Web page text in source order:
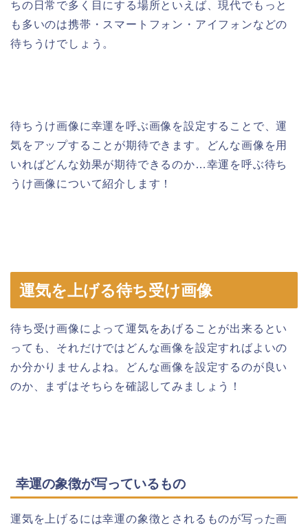
ちの日常で多く目にする場所といえば、現代でもっと
も多いのは携帯・スマートフォン・アイフォンなどの
待ちうけでしょう。
待ちうけ画像に幸運を呼ぶ画像を設定することで、運
気をアップすることが期待できます。どんな画像を用
いればどんな効果が期待できるのか…幸運を呼ぶ待ち
うけ画像について紹介します！
運気を上げる待ち受け画像
待ち受け画像によって運気をあげることが出来るとい
っても、それだけではどんな画像を設定すればよいの
か分かりませんよね。どんな画像を設定するのが良い
のか、まずはそちらを確認してみましょう！
幸運の象徴が写っているもの
運気を上げるには幸運の象徴とされるものが写った画